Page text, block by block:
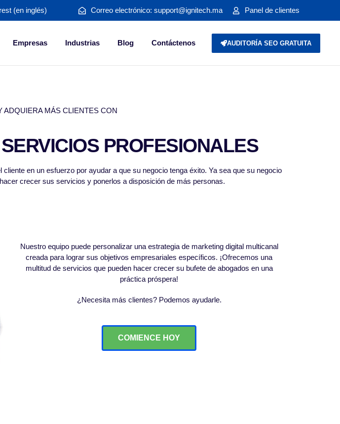
(en inglés) Correo electrónico: support@ignitech.ma Panel de clientes
Empresas Industrias Blog Contáctenos AUDITORÍA SEO GRATUITA
ADQUIERA MÁS CLIENTES CON
PROFESIONALES
en un esfuerzo por ayudar a que su negocio tenga éxito. Ya sea que su negocio
crecer sus servicios y ponerlos a disposición de más personas.
Nuestro equipo puede personalizar una estrategia de marketing digital multicanal
creada para lograr sus objetivos empresariales específicos. ¡Ofrecemos una
multitud de servicios que pueden hacer crecer su bufete de abogados en una
práctica próspera!
¿Necesita más clientes? Podemos ayudarle.
COMIENCE HOY